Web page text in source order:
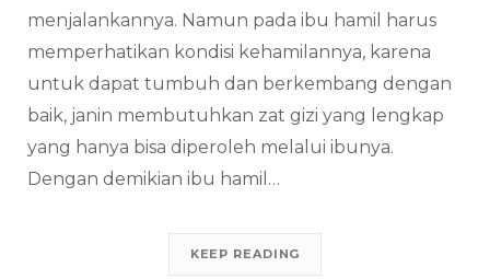
menjalankannya. Namun pada ibu hamil harus
memperhatikan kondisi kehamilannya, karena
untuk dapat tumbuh dan berkembang dengan
baik, janin membutuhkan zat gizi yang lengkap
yang hanya bisa diperoleh melalui ibunya.
Dengan demikian ibu hamil…
KEEP READING